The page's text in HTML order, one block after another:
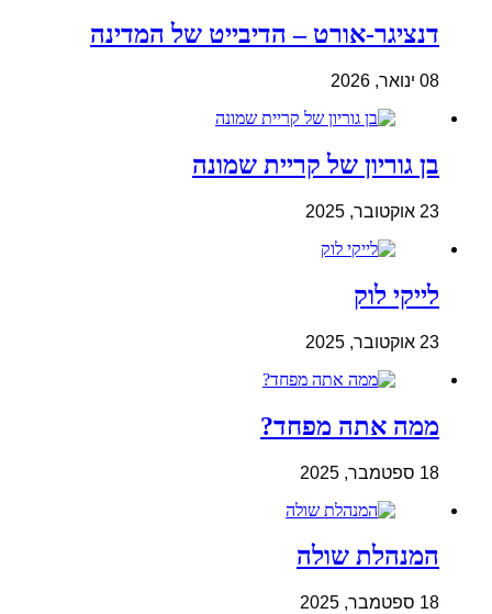
דנציגר-אורט – הדיבייט של המדינה
08 ינואר, 2026
בן גוריון של קריית שמונה
23 אוקטובר, 2025
לייקי לוק
23 אוקטובר, 2025
ממה אתה מפחד?
18 ספטמבר, 2025
המנהלת שולה
18 ספטמבר, 2025